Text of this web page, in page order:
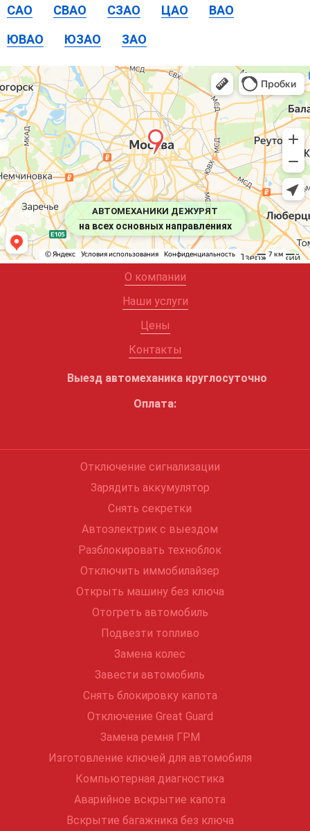
САО СВАО СЗАО ЦАО
ВАО
ЮВАО
ЮЗАО ЗАО
АВТОМЕХАНИКИ ДЕЖУРЯТ
на всех основных направлениях
О компании
Наши услуги
Цены
Контакты
Выезд автомеханика круглосуточно
Оплата:
Отключение сигнализации
Зарядить аккумулятор
Снять секретки
Автоэлектрик с выездом
Разблокировать техноблок
Отключить иммобилайзер
Открыть машину без ключа
Отогреть автомобиль
Подвезти топливо
Замена колес
Завести автомобиль
Снять блокировку капота
Отключение Great Guard
Замена ремня ГРМ
Изготовление ключей для автомобиля
Компьютерная диагностика
Аварийное вскрытие капота
Вскрытие багажника без ключа